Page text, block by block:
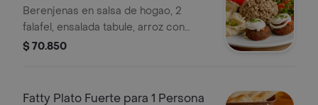
Berenjenas en salsa de hogao, 2
falafel, ensalada tabule, arroz con
lentejas, salsas de berenjena,
$ 70.850
Fatty Plato Fuerte para 1 Persona